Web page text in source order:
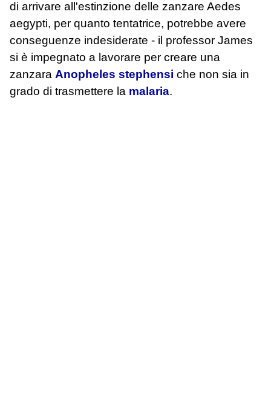
di arrivare all'estinzione delle zanzare Aedes
aegypti, per quanto tentatrice, potrebbe avere
conseguenze indesiderate - il professor James
si è impegnato a lavorare per creare una
zanzara Anopheles stephensi che non sia in
grado di trasmettere la malaria.